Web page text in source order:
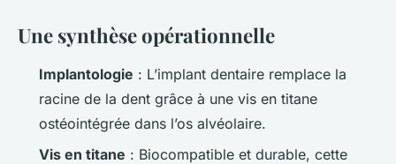
Une synthèse opérationnelle
Implantologie : L’implant dentaire remplace la
racine de la dent grâce à une vis en titane
ostéointégrée dans l’os alvéolaire.
Vis en titane : Biocompatible et durable, cette